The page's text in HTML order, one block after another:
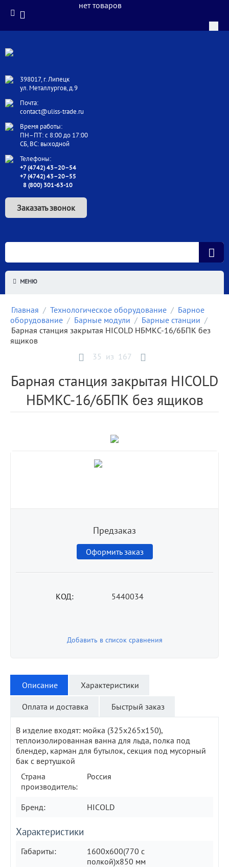
398017, г. Липецк
ул. Металлургов, д.9
Почта:
contact@uliss-trade.ru
Время работы:
ПН–ПТ: с 8:00 до 17:00
СБ, ВС: выходной
Телефоны:
+7 (4742) 43–20–54
+7 (4742) 43–20–55
8 (800) 301-63-10
Заказать звонок
нет товаров
МЕНЮ
Главная / Технологическое оборудование / Барное
оборудование / Барные модули / Барные станции /
Барная станция закрытая HICOLD НБМКС-16/6БПК без
ящиков
35 из 167
Барная станция закрытая HICOLD
НБМКС-16/6БПК без ящиков
Предзаказ
Оформить заказ
КОД: 5440034
Добавить в список сравнения
Описание Характеристики
Оплата и доставка Быстрый заказ
В изделие входят: мойка (325х265х150),
теплоизолированная ванна для льда, полка под
блендер, карман для бутылок, секция под мусорный
бак с вертушкой
Страна
производитель:
Россия
Бренд: HICOLD
Характеристики
Габариты:
1600x600(770 с
полкой)x850 мм